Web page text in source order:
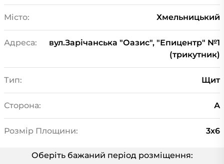
Місто: Хмельницький
Адреса:
вул.Зарічанська "Оазис", "Епицентр" №1
(трикутник)
Тип: Щит
Сторона: А
Розмір Площини: 3х6
Оберіть бажаний період розміщення: